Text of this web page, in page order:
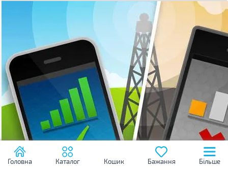
Головна Каталог Кошик Бажання Більше